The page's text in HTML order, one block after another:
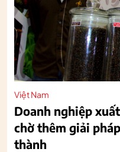
Việt Nam
Doanh nghiệp
chờ thêm giải
thành